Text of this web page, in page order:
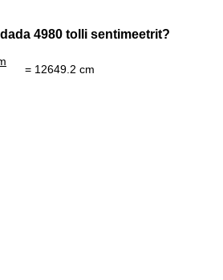
4980 tolli sentimeetrit?
= 12649.2 cm